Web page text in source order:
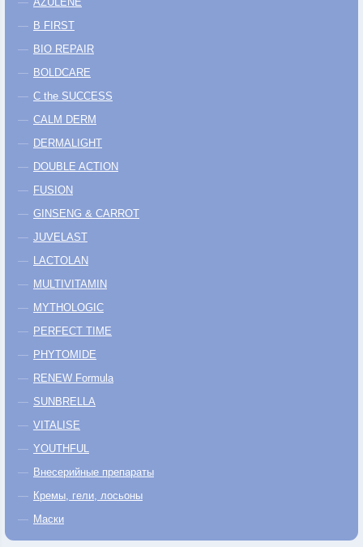
B FIRST
BIO REPAIR
BOLDCARE
C the SUCCESS
CALM DERM
DERMALIGHT
DOUBLE ACTION
FUSION
GINSENG & CARROT
JUVELAST
LACTOLAN
MULTIVITAMIN
MYTHOLOGIC
PERFECT TIME
PHYTOMIDE
RENEW Formula
SUNBRELLA
VITALISE
YOUTHFUL
Внесерийные препараты
Кремы, гели, лосьоны
Маски